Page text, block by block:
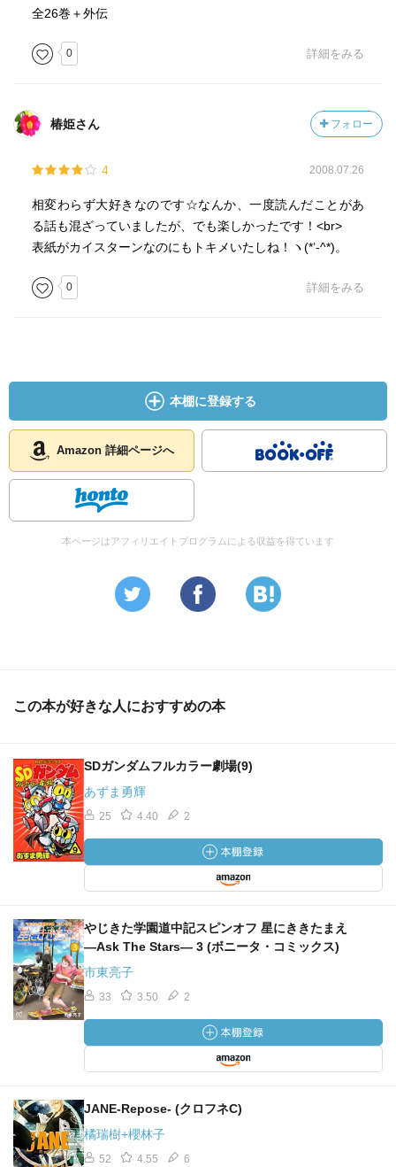
全26巻＋外伝
0 詳細をみる
椿姫さん フォロー
4 2008.07.26
相変わらず大好きなのです☆なんか、一度読んだことがあ
る話も混ざっていましたが、でも楽しかったです！<br>
表紙がカイスターンなのにもトキメいたしね！ヽ(*’-^*)。
0 詳細をみる
本棚に登録する
Amazon 詳細ページへ
本ページはアフィリエイトプログラムによる収益を得ています
この本が好きな人におすすめの本
SDガンダムフルカラー劇場(9)
あずま勇輝
25 4.40 2
やじきた学園道中記スピンオフ 星にききたまえ
―Ask The Stars― 3 (ボニータ・コミックス)
市東亮子
33 3.50 2
JANE-Repose- (クロフネC)
橘瑞樹+櫻林子
52 4.55 6